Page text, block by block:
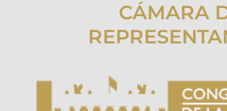
CÁMARA